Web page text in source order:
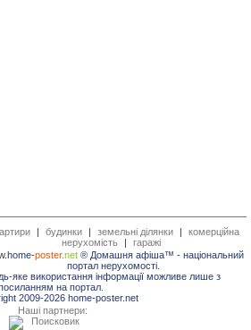
| будинки | земельні ділянки |
комерційна
нерухомість
|
гаражі
home-poster.net® Домашня афіша™ - національний
портал нерухомості.
яке використання інформації можливе лише з
на портал.
2009-2026 home-poster.net
Наші партнери: